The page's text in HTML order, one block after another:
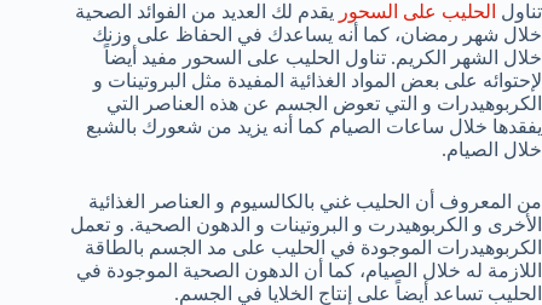
تناول الحليب على السحور يقدم لك العديد من الفوائد الصحية
خلال شهر رمضان، كما أنه يساعدك في الحفاظ على وزنك
خلال الشهر الكريم. تناول الحليب على السحور مفيد أيضاً
لإحتوائه على بعض المواد الغذائية المفيدة مثل البروتينات و
الكربوهيدرات و التي تعوض الجسم عن هذه العناصر التي
يفقدها خلال ساعات الصيام كما أنه يزيد من شعورك بالشبع
خلال الصيام.
من المعروف أن الحليب غني بالكالسيوم و العناصر الغذائية
الأخرى و الكربوهيدرت و البروتينات و الدهون الصحية. و تعمل
الكربوهيدرات الموجودة في الحليب على مد الجسم بالطاقة
اللازمة له خلال الصيام، كما أن الدهون الصحية الموجودة في
الحليب تساعد أيضاً على إنتاج الخلايا في الجسم.